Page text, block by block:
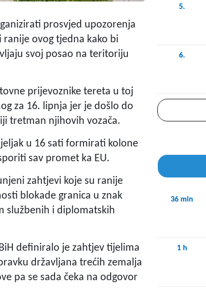
prosvjed upozorenja
ranije ovog tjedna kako bi
svoj posao na teritoriju
prijevoznike tereta u toj
za 16. lipnja jer je došlo do
tretman njihovih vozača.
u 16 sati formirati kolone
sav promet ka EU.
zahtjevi koje su ranije
blokade granica u znak
službenih i diplomatskih
definiralo je zahtjev tijelima
državljana trećih zemalja
pa se sada čeka na odgovor
5.
6.
36 min
1 h